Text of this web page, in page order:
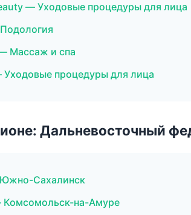
— Уходовые процедуры для лица
Массаж и спа
Уходовые процедуры для лица
Дальневосточный
Сахалинск
Комсомольск-на-Амуре